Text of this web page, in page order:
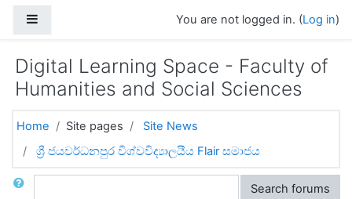
You are not logged in. (Log in)
Digital Learning Space - Faculty of
Humanities and Social Sciences
Home Site pages
Site News
ශ්‍රී ජයවර්ධනපුර විශ්වවිද්‍යාලයීය Flair සමාජය
Search Search forums